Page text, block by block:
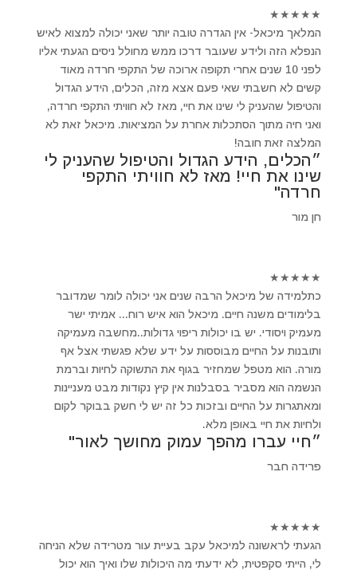
★
★
★
★
★
המלאך מיכאל- אין הגדרה טובה יותר שאני יכולה למצוא לאיש
הנפלא הזה ולידע שעובר דרכו ממש מחולל ניסים הגעתי אליו
לפני 10 שנים אחרי תקופה ארוכה של התקפי חרדה מאוד
קשים לא חשבתי שאי פעם אצא מזה, הכלים, הידע הגדול
והטיפול שהעניק לי שינו את חיי, מאז לא חוויתי התקפי חרדה,
ואני חיה מתוך הסתכלות אחרת על המציאות. מיכאל זאת לא
המלצה זאת חובה!
״הכלים, הידע הגדול והטיפול שהעניק לי
שינו את חיי! מאז לא חוויתי התקפי
חרדה"
חן מור
★
★
★
★
★
כתלמידה של מיכאל הרבה שנים אני יכולה לומר שמדובר
בלימודים משנה חיים. מיכאל הוא איש רוח... אמיתי ישר
מעמיק ויסודי. יש בו יכולות ריפוי גדולות..מחשבה מעמיקה
ותובנות על החיים מבוססות על ידע שלא פגשתי אצל אף
מורה. הוא מטפל שמחזיר בגוף את התשוקה לחיות וברמת
הנשמה הוא מסביר בסבלנות אין קיץ נקודות מבט מעניינות
ומאתגרות על החיים ובזכות כל זה יש לי חשק בבוקר לקום
ולחיות את חיי באופן מלא.
״חיי עברו מהפך עמוק מחושך לאור"
פרידה חבר
★
★
★
★
★
הגעתי לראשונה למיכאל עקב בעיית עור מטרידה שלא הניחה
לי, הייתי סקפטית, לא ידעתי מה היכולות שלו ואיך הוא יכול